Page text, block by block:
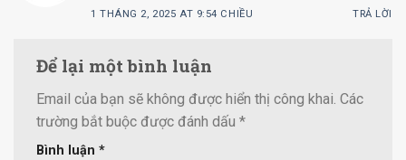
1 THÁNG 2, 2025 AT 9:54 CHIỀU TRẢ LỜI
Để lại một bình luận
Email của bạn sẽ không được hiển thị công khai. Các
trường bắt buộc được đánh dấu *
Bình luận *